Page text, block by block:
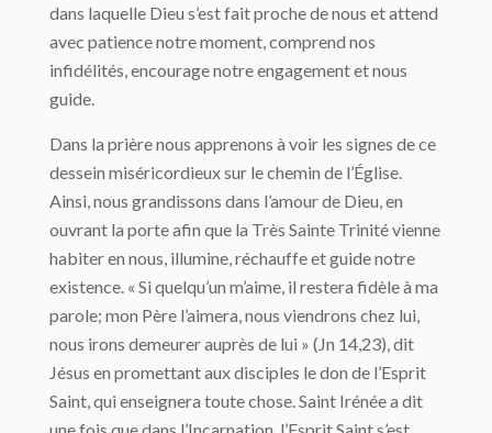
dans laquelle Dieu s’est fait proche de nous et attend
avec patience notre moment, comprend nos
infidélités, encourage notre engagement et nous
guide.
Dans la prière nous apprenons à voir les signes de ce
dessein miséricordieux sur le chemin de l’Église.
Ainsi, nous grandissons dans l’amour de Dieu, en
ouvrant la porte afin que la Très Sainte Trinité vienne
habiter en nous, illumine, réchauffe et guide notre
existence. « Si quelqu’un m’aime, il restera fidèle à ma
parole; mon Père l’aimera, nous viendrons chez lui,
nous irons demeurer auprès de lui » (Jn 14,23), dit
Jésus en promettant aux disciples le don de l’Esprit
Saint, qui enseignera toute chose. Saint Irénée a dit
une fois que dans l’Incarnation, l’Esprit Saint s’est